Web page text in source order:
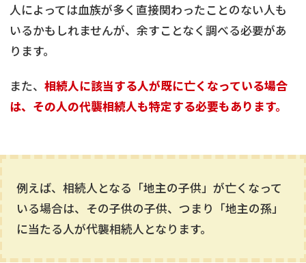
人によっては血族が多く直接関わったことのない人も
いるかもしれませんが、余すことなく調べる必要があ
ります。
また、 相続人に該当する人が既に亡くなっている場合
は、その人の代襲相続人も特定する必要もあります。
例えば、相続人となる「地主の子供」が亡くなって
いる場合は、その子供の子供、つまり「地主の孫」
に当たる人が代襲相続人となります。